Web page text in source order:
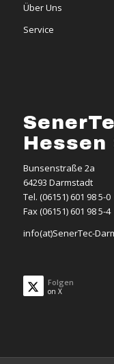
Über Uns
Service
Hessen
Bunsenstraße 2a
64293 Darmstadt
Tel. (06151) 601 98 5-0
Fax (06151) 601 98 5-4
info(at)SenerTec-
Folgen
on X